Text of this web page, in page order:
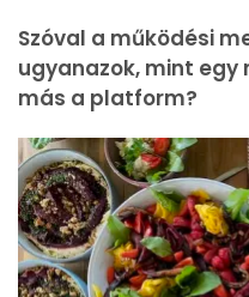
Szóval a működési
ugyanazok, mint
más a platform?